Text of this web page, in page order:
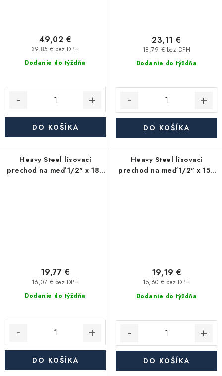
Dodanie do týždňa
39,85 € bez DPH
49,02 €
DO KOŠÍKA
Dodanie do týždňa
18,79 € bez DPH
23,11 €
DO KOŠÍKA
Heavy Steel lisovací
prechod na meď 1/2" x 18 -
Dodanie do týždňa
16,07 € bez DPH
19,77 €
DO KOŠÍKA
Heavy Steel lisovací
prechod na meď 1/2" x 15 -
Dodanie do týždňa
15,60 € bez DPH
19,19 €
DO KOŠÍKA